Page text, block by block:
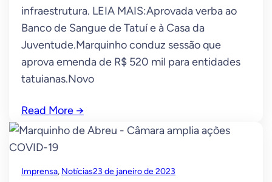
infraestrutura. LEIA MAIS:Aprovada verba ao
Banco de Sangue de Tatuí e à Casa da
Juventude.Marquinho conduz sessão que
aprova emenda de R$ 520 mil para entidades
tatuianas.Novo
Read More →
Imprensa, Notícias23 de janeiro de 2023